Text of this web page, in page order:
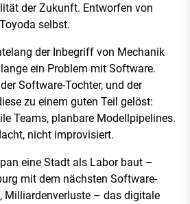
der Zukunft. Entworfen von
selbst.
der Inbegriff von Mechanik
ein Problem mit Software.
Software-Tochter, und der
zu einem guten Teil gelöst:
Teams, planbare Modellpipelines.
nicht improvisiert.
eine Stadt als Labor baut –
mit dem nächsten Software-
Milliardenverluste – das digitale